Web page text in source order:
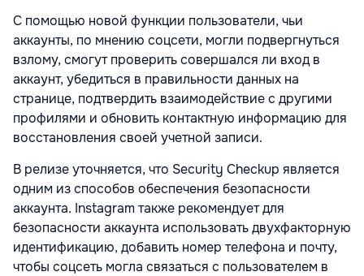
С помощью новой функции пользователи, чьи
аккаунты, по мнению соцсети, могли подвергнуться
взлому, смогут проверить совершался ли вход в
аккаунт, убедиться в правильности данных на
странице, подтвердить взаимодействие с другими
профилями и обновить контактную информацию для
восстановления своей учетной записи.
В релизе уточняется, что Security Checkup является
одним из способов обеспечения безопасности
аккаунта. Instagram также рекомендует для
безопасности аккаунта использовать двухфакторную
идентификацию, добавить номер телефона и почту,
чтобы соцсеть могла связаться с пользователем в